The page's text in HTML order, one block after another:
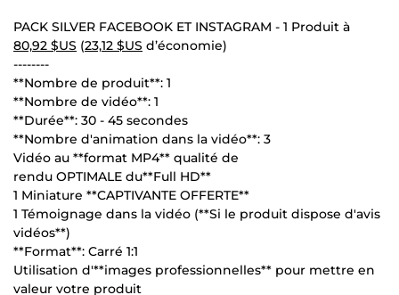
PACK SILVER FACEBOOK ET INSTAGRAM - 1 Produit à
80,92 $US (23,12 $US d’économie)
--------
**Nombre de produit**: 1
**Nombre de vidéo**: 1
**Durée**: 30 - 45 secondes
**Nombre d'animation dans la vidéo**: 3
Vidéo au **format MP4** qualité de
rendu OPTIMALE du**Full HD**
1 Miniature **CAPTIVANTE OFFERTE**
1 Témoignage dans la vidéo (**Si le produit dispose d'avis
vidéos**)
**Format**: Carré 1:1
Utilisation d'**images professionnelles** pour mettre en
valeur votre produit